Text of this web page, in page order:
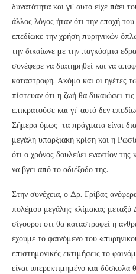
δυνατότητα και γι’ αυτό είχε
άλλος λόγος ήταν ότι την εποχή
επεδίωκε την χρήση πυρηνικών
την δικαίωνε με την παγκόσμια
συνέφερε να διατηρηθεί και να
καταστροφή. Ακόμα και οι ηγέτες
πίστευαν ότι η ζωή θα δικαιώσει
επικρατούσε και γι’ αυτό δεν
Σήμερα όμως τα πράγματα είναι
μεγάλη υπαρξιακή κρίση και η
ότι ο χρόνος δουλεύει εναντίον της
να βγει από το αδιέξοδο της.
Στην συνέχεια, ο Δρ. Γρίβας
πολέμου μεγάλης κλίμακας μεταξύ
σίγουροι ότι θα καταστραφεί η
έχουμε το φαινόμενο του
επιστημονικές εκτιμήσεις το
είναι υπερεκτιμημένο και δύσκολα